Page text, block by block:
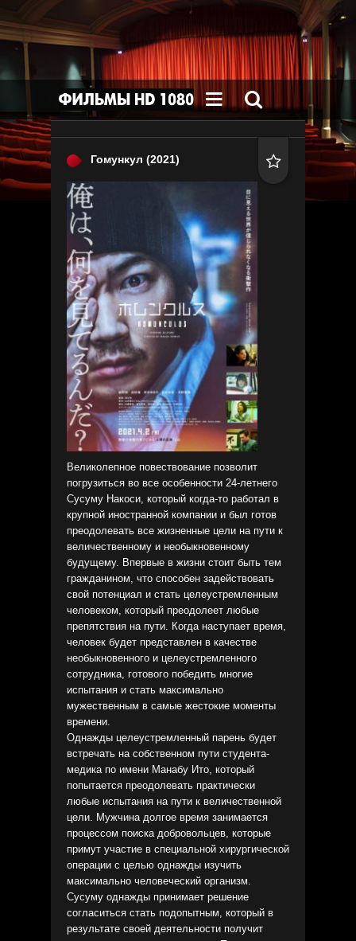
 
Гомункул (2021) 
Великолепное повествование позволит
погрузиться во все особенности 24-летнего
Сусуму Накоси, который когда-то работал в
крупной иностранной компании и был готов
преодолевать все жизненные цели на пути к
величественному и необыкновенному
будущему. Впервые в жизни стоит быть тем
гражданином, что способен задействовать
свой потенциал и стать целеустремленным
человеком, который преодолеет любые
препятствия на пути. Когда наступает время,
человек будет представлен в качестве
необыкновенного и целеустремленного
сотрудника, готового победить многие
испытания и стать максимально
мужественным в самые жестокие моменты
времени.
Однажды целеустремленный парень будет
встречать на собственном пути студента-
медика по имени Манабу Ито, который
попытается преодолевать практически
любые испытания на пути к величественной
цели. Мужчина долгое время занимается
процессом поиска добровольцев, которые
примут участие в специальной хирургической
операции с целью однажды изучить
максимально человеческий организм.
Сусуму однажды принимает решение
согласиться стать подопытным, который в
результате своей деятельности получит